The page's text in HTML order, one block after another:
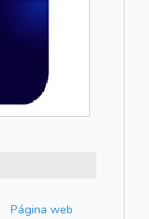
Página web